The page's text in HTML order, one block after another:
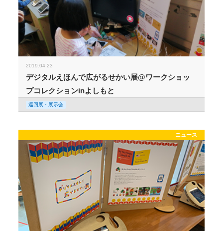
2019.04.23
デジタルえほんで広がるせかい展@ワークショッ
プコレクションinよしもと
巡回展・展示会
ニュース